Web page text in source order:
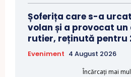
Șoferița care s-a
volan și a provocat
rutier, reținută pentru
Eveniment 4 August 2026
Încărcați mai